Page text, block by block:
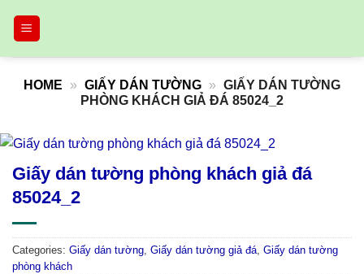
HOME » GIẤY DÁN TƯỜNG » GIẤY DÁN TƯỜNG
PHÒNG KHÁCH GIẢ ĐÁ 85024_2
Giấy dán tường phòng khách giả đá
85024_2
Categories: Giấy dán tường, Giấy dán tường giả đá, Giấy dán tường
phòng khách